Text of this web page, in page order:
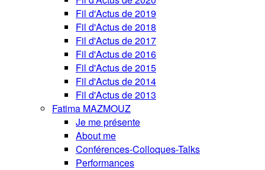
Fil d'Actus de 2019
Fil d'Actus de 2018
Fil d'Actus de 2017
Fil d'Actus de 2016
Fil d'Actus de 2015
Fil d'Actus de 2014
Fil d'Actus de 2013
Fatima MAZMOUZ
Je me présente
About me
Conférences-Colloques-Talks
Performances